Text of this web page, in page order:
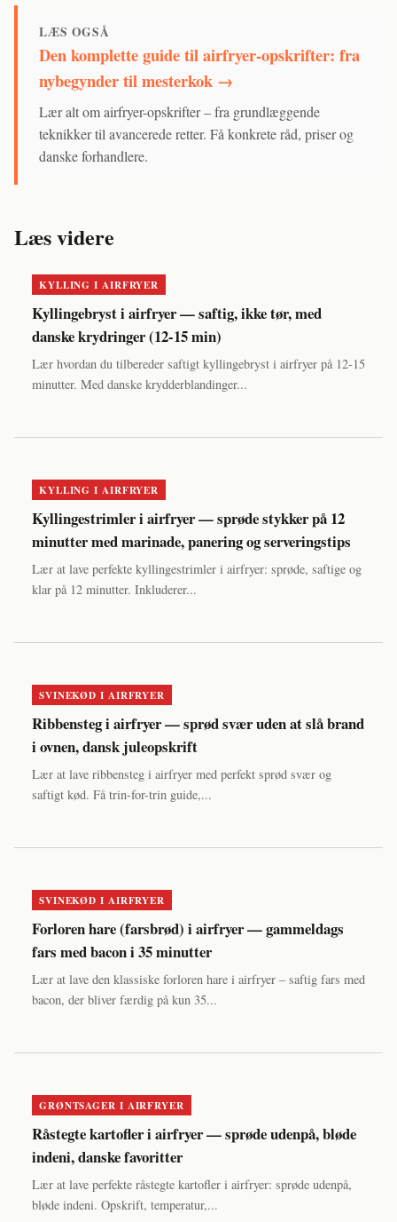
LÆS OGSÅ
Den komplette guide til airfryer-opskrifter: fra
nybegynder til mesterkok →
Lær alt om airfryer-opskrifter – fra grundlæggende
teknikker til avancerede retter. Få konkrete råd, priser og
danske forhandlere.
Læs videre
KYLLING I AIRFRYER
Kyllingebryst i airfryer — saftig, ikke tør, med
danske krydringer (12-15 min)
Lær hvordan du tilbereder saftigt kyllingebryst i airfryer på 12-15
minutter. Med danske krydderblandinger...
KYLLING I AIRFRYER
Kyllingestrimler i airfryer — sprøde stykker på 12
minutter med marinade, panering og serveringstips
Lær at lave perfekte kyllingestrimler i airfryer: sprøde, saftige og
klar på 12 minutter. Inkluderer...
SVINEKØD I AIRFRYER
Ribbensteg i airfryer — sprød svær uden at slå brand
i ovnen, dansk juleopskrift
Lær at lave ribbensteg i airfryer med perfekt sprød svær og
saftigt kød. Få trin-for-trin guide,...
SVINEKØD I AIRFRYER
Forloren hare (farsbrød) i airfryer — gammeldags
fars med bacon i 35 minutter
Lær at lave den klassiske forloren hare i airfryer – saftig fars med
bacon, der bliver færdig på kun 35...
GRØNTSAGER I AIRFRYER
Råstegte kartofler i airfryer — sprøde udenpå, bløde
indeni, danske favoritter
Lær at lave perfekte råstegte kartofler i airfryer: sprøde udenpå,
bløde indeni. Opskrift, temperatur,...